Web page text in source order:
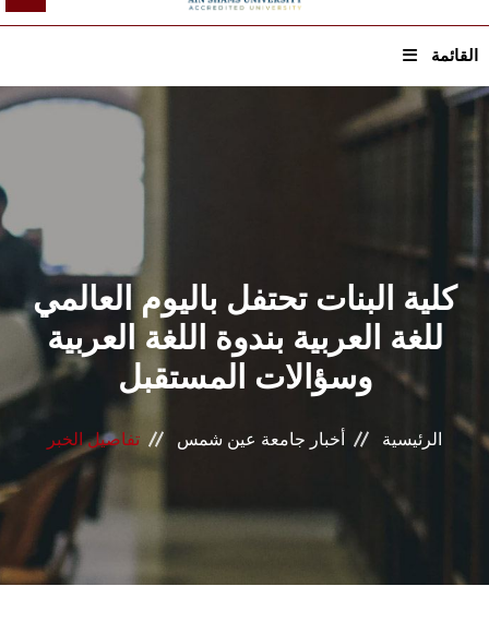
القائمة
الرئيسيـة
القطاعـات
الشئون الأكاديمية
البحث العلمي
المراكز والوحدات
الأنظمة الذكية
كلية البنات تحتفل باليوم العالمي
للغة العربية بندوة اللغة العربية
وسؤالات المستقبل
الرئيسية أخبار جامعة عين شمس تفاصيل الخبر